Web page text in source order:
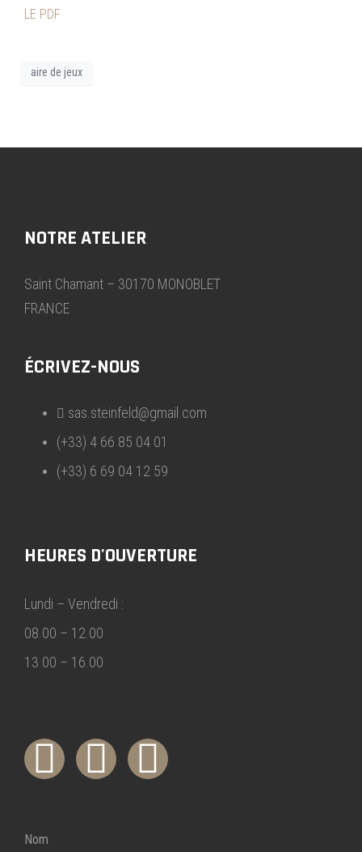
LE PDF
aire de jeux
NOTRE ATELIER
Saint Chamant – 30170 MONOBLET
FRANCE
ÉCRIVEZ-NOUS
sas.steinfeld@gmail.com
(+33) 4 66 85 04 01
(+33) 6 69 04 12 59
HEURES D'OUVERTURE
Lundi – Vendredi :
08.00 – 12.00
13.00 – 16.00